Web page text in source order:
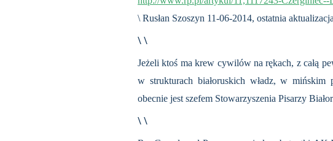
\ Rusłan Szoszyn 11-06-2014, ostatnia
\ \
Jeżeli ktoś ma krew cywilów na rękach, z całą
w strukturach białoruskich władz, w mińskim
obecnie jest szefem Stowarzyszenia Pisarzy
\ \